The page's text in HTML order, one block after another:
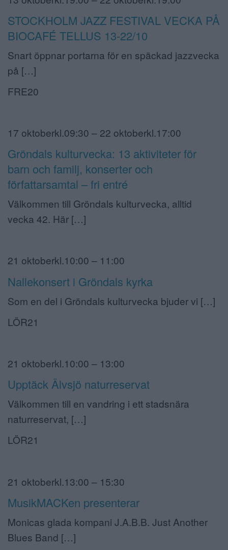
STOCKHOLM JAZZ FESTIVAL VECKA PÅ
BIOCAFÉ TELLUS 13-22/10
Snart öppnar portarna för en späckad jazzvecka
på […]
FRE20
17 oktoberkl.09:30 – 22 oktoberkl.17:00
Gröndals kulturvecka: 13 aktiviteter för
barn och familj, konserter och
författarsamtal – fri entré
Välkommen till Gröndals kulturvecka, alltid
vecka 42. Här […]
21 oktoberkl.10:00 – 11:00
Nallekonsert i Gröndals kyrka
Som en del i Gröndals kulturvecka bjuder vi […]
LÖR21
21 oktoberkl.10:00 – 13:00
Upptäck Älvsjö naturreservat
Välkommen till en vandring i ett stadsnära
naturreservat, […]
LÖR21
21 oktoberkl.13:00 – 15:30
MusikMACKen presenterar
Monicas glada kompani J.A.B.B. Just Another
Blues Band […]